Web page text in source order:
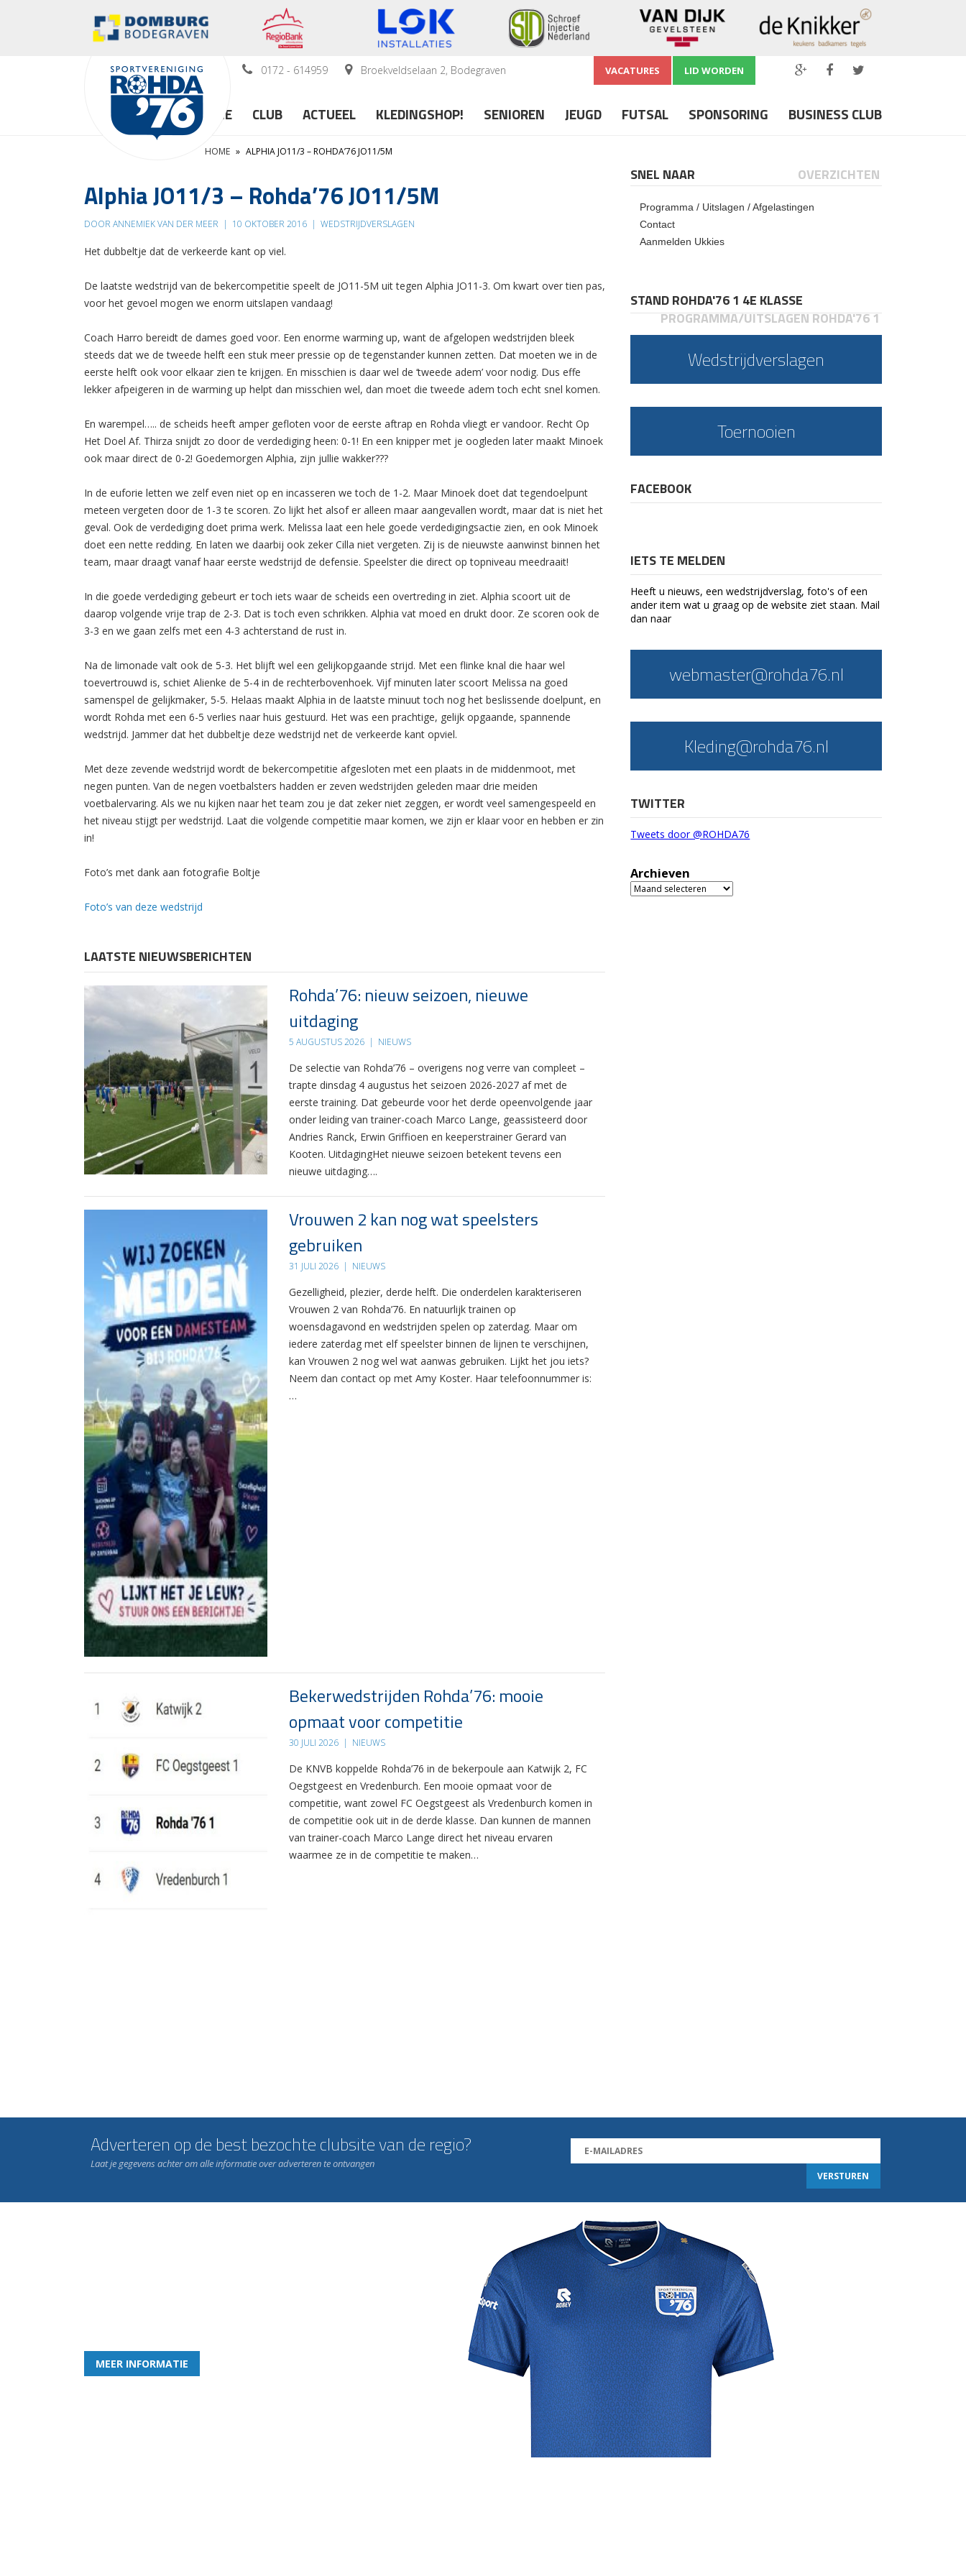
0172 - 614959 Broekveldselaan 2, Bodegraven VACATURES LID WORDEN
HOME CLUB ACTUEEL KLEDINGSHOP! SENIOREN JEUGD FUTSAL SPONSORING BUSINESS CLUB
HOME » ALPHIA JO11/3 – ROHDA’76 JO11/5M
Alphia JO11/3 – Rohda’76 JO11/5M
DOOR ANNEMIEK VAN DER MEER | 10 OKTOBER 2016 | WEDSTRIJDVERSLAGEN
Het dubbeltje dat de verkeerde kant op viel.
De laatste wedstrijd van de bekercompetitie speelt de JO11-5M uit tegen Alphia JO11-3. Om kwart over tien pas,
voor het gevoel mogen we enorm uitslapen vandaag!
Coach Harro bereidt de dames goed voor. Een enorme warming up, want de afgelopen wedstrijden bleek
steeds dat we de tweede helft een stuk meer pressie op de tegenstander kunnen zetten. Dat moeten we in de
eerste helft ook voor elkaar zien te krijgen. En misschien is daar wel de ‘tweede adem’ voor nodig. Dus effe
lekker afpeigeren in de warming up helpt dan misschien wel, dan moet die tweede adem toch echt snel komen.
En warempel….. de scheids heeft amper gefloten voor de eerste aftrap en Rohda vliegt er vandoor. Recht Op
Het Doel Af. Thirza snijdt zo door de verdediging heen: 0-1! En een knipper met je oogleden later maakt Minoek
ook maar direct de 0-2! Goedemorgen Alphia, zijn jullie wakker???
In de euforie letten we zelf even niet op en incasseren we toch de 1-2. Maar Minoek doet dat tegendoelpunt
meteen vergeten door de 1-3 te scoren. Zo lijkt het alsof er alleen maar aangevallen wordt, maar dat is niet het
geval. Ook de verdediging doet prima werk. Melissa laat een hele goede verdedigingsactie zien, en ook Minoek
doet een nette redding. En laten we daarbij ook zeker Cilla niet vergeten. Zij is de nieuwste aanwinst binnen het
team, maar draagt vanaf haar eerste wedstrijd de defensie. Speelster die direct op topniveau meedraait!
In die goede verdediging gebeurt er toch iets waar de scheids een overtreding in ziet. Alphia scoort uit de
daarop volgende vrije trap de 2-3. Dat is toch even schrikken. Alphia vat moed en drukt door. Ze scoren ook de
3-3 en we gaan zelfs met een 4-3 achterstand de rust in.
Na de limonade valt ook de 5-3. Het blijft wel een gelijkopgaande strijd. Met een flinke knal die haar wel
toevertrouwd is, schiet Alienke de 5-4 in de rechterbovenhoek. Vijf minuten later scoort Melissa na goed
samenspel de gelijkmaker, 5-5. Helaas maakt Alphia in de laatste minuut toch nog het beslissende doelpunt, en
wordt Rohda met een 6-5 verlies naar huis gestuurd. Het was een prachtige, gelijk opgaande, spannende
wedstrijd. Jammer dat het dubbeltje deze wedstrijd net de verkeerde kant opviel.
Met deze zevende wedstrijd wordt de bekercompetitie afgesloten met een plaats in de middenmoot, met
negen punten. Van de negen voetbalsters hadden er zeven wedstrijden geleden maar drie meiden
voetbalervaring. Als we nu kijken naar het team zou je dat zeker niet zeggen, er wordt veel samengespeeld en
het niveau stijgt per wedstrijd. Laat die volgende competitie maar komen, we zijn er klaar voor en hebben er zin
in!
Foto’s met dank aan fotografie Boltje
Foto’s van deze wedstrijd
LAATSTE NIEUWSBERICHTEN
Rohda’76: nieuw seizoen, nieuwe
uitdaging
5 AUGUSTUS 2026 | NIEUWS
De selectie van Rohda’76 – overigens nog verre van compleet –
trapte dinsdag 4 augustus het seizoen 2026-2027 af met de
eerste training. Dat gebeurde voor het derde opeenvolgende jaar
onder leiding van trainer-coach Marco Lange, geassisteerd door
Andries Ranck, Erwin Griffioen en keeperstrainer Gerard van
Kooten. UitdagingHet nieuwe seizoen betekent tevens een
nieuwe uitdaging….
Vrouwen 2 kan nog wat speelsters
gebruiken
31 JULI 2026 | NIEUWS
Gezelligheid, plezier, derde helft. Die onderdelen karakteriseren
Vrouwen 2 van Rohda’76. En natuurlijk trainen op
woensdagavond en wedstrijden spelen op zaterdag. Maar om
iedere zaterdag met elf speelster binnen de lijnen te verschijnen,
kan Vrouwen 2 nog wel wat aanwas gebruiken. Lijkt het jou iets?
Neem dan contact op met Amy Koster. Haar telefoonnummer is:
…
Bekerwedstrijden Rohda’76: mooie
opmaat voor competitie
30 JULI 2026 | NIEUWS
De KNVB koppelde Rohda’76 in de bekerpoule aan Katwijk 2, FC
Oegstgeest en Vredenburch. Een mooie opmaat voor de
competitie, want zowel FC Oegstgeest als Vredenburch komen in
de competitie ook uit in de derde klasse. Dan kunnen de mannen
van trainer-coach Marco Lange direct het niveau ervaren
waarmee ze in de competitie te maken…
SNEL NAAR OVERZICHTEN
Programma / Uitslagen / Afgelastingen
Contact
Aanmelden Ukkies
STAND ROHDA'76 1 4E KLASSE
PROGRAMMA/UITSLAGEN ROHDA'76 1
Wedstrijdverslagen
Toernooien
FACEBOOK
IETS TE MELDEN
Heeft u nieuws, een wedstrijdverslag, foto's of een
ander item wat u graag op de website ziet staan. Mail
dan naar
webmaster@rohda76.nl
Kleding@rohda76.nl
TWITTER
Tweets door @ROHDA76
Archieven
Archieven
Adverteren op de best bezochte clubsite van de regio?
Laat je gegevens achter om alle informatie over adverteren te ontvangen
MEER INFORMATIE